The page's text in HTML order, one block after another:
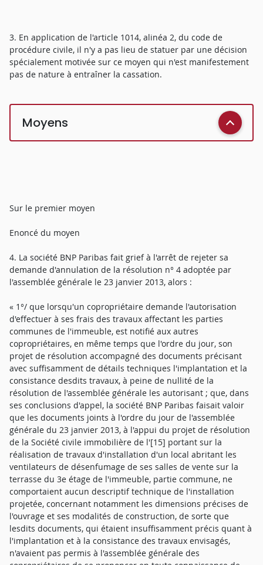
3. En application de l'article 1014, alinéa 2, du code de
procédure civile, il n'y a pas lieu de statuer par une décision
spécialement motivée sur ce moyen qui n'est manifestement
pas de nature à entraîner la cassation.
Moyens
Sur le premier moyen
Enoncé du moyen
4. La société BNP Paribas fait grief à l'arrêt de rejeter sa
demande d'annulation de la résolution n° 4 adoptée par
l'assemblée générale le 23 janvier 2013, alors :
« 1°/ que lorsqu'un copropriétaire demande l'autorisation
d'effectuer à ses frais des travaux affectant les parties
communes de l'immeuble, est notifié aux autres
copropriétaires, en même temps que l'ordre du jour, son
projet de résolution accompagné des documents précisant
avec suffisamment de détails techniques l'implantation et la
consistance desdits travaux, à peine de nullité de la
résolution de l'assemblée générale les autorisant ; que, dans
ses conclusions d'appel, la société BNP Paribas faisait valoir
que les documents joints à l'ordre du jour de l'assemblée
générale du 23 janvier 2013, à l'appui du projet de résolution
de la Société civile immobilière de l'[15] portant sur la
réalisation de travaux d'installation d'un local abritant les
ventilateurs de désenfumage de ses salles de vente sur la
terrasse du 3e étage de l'immeuble, partie commune, ne
comportaient aucun descriptif technique de l'installation
projetée, concernant notamment les dimensions précises de
l'ouvrage et ses modalités de construction, de sorte que
lesdits documents, qui étaient insuffisamment précis quant à
l'implantation et à la consistance des travaux envisagés,
n'avaient pas permis à l'assemblée générale des